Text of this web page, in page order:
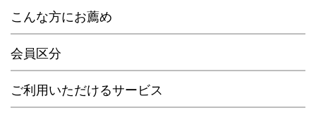
こんな方にお薦め
会員区分
ご利用いただけるサービス